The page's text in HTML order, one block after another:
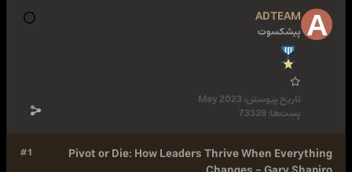
ADTEAM
پیشکسوت
تاریخ پیوستن:May 2023
پست‌ها:73339
Pivot or Die: How Leaders Thrive When Everything